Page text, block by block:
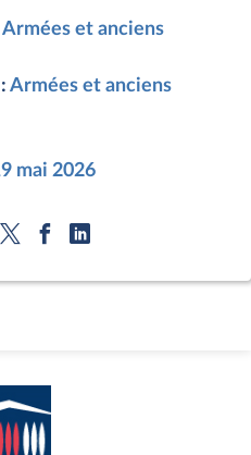
Armées et anciens
Armées et anciens
mai 2026